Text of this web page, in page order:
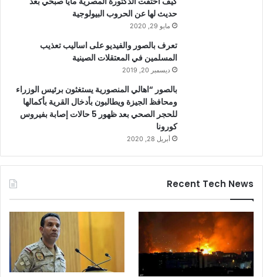
حديث لها عن الحروب البيولوجية
مايو 29, 2020
تعرف بالصور والفيديو على اساليب تعذيب
المسلمين في المعتقلات الصينية
ديسمبر 20, 2019
بالصور “اهالي المنصورية يستغثون برئيس الوزراء
ومحافظ الجيزة ويطالبون بأدخال القرية بأكمالها
للحجر الصحي بعد ظهور 5 حالات إصابة بفيروس
كورونا
أبريل 28, 2020
Recent Tech News